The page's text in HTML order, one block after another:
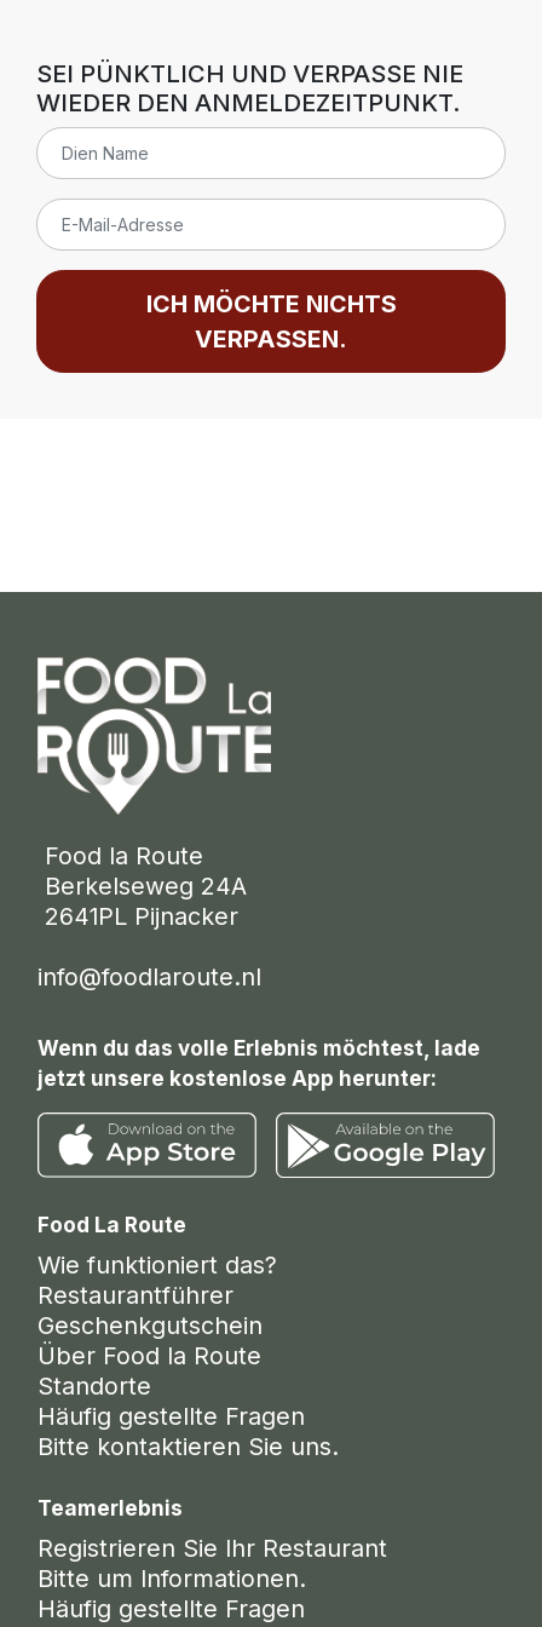
SEI PÜNKTLICH UND VERPASSE NIE
WIEDER DEN ANMELDEZEITPUNKT.
ICH MÖCHTE NICHTS
VERPASSEN.
Food la Route
Berkelseweg 24A
2641PL Pijnacker
info@foodlaroute.nl
Wenn du das volle Erlebnis möchtest, lade
jetzt unsere kostenlose App herunter:
Food La Route
Wie funktioniert das?
Restaurantführer
Geschenkgutschein
Über Food la Route
Standorte
Häufig gestellte Fragen
Bitte kontaktieren Sie uns.
Teamerlebnis
Registrieren Sie Ihr Restaurant
Bitte um Informationen.
Häufig gestellte Fragen